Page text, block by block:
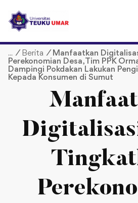
p
/ Berita / Manfaatkan
Perekonomian Desa, Tim PPK
Dampingi Pokdakan Lakukan
Kepada Konsumen di Sumut